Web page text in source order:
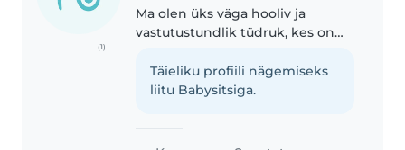
(1)
Ma olen üks väga hooliv ja
vastutustundlik tüdruk, kes on
parimaid. Olen lastega
varasemalt tegelenud ja neid
Täieliku profiili nägemiseks
liitu Babysitsiga.